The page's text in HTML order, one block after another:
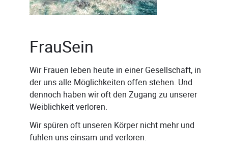
FrauSein
Wir Frauen leben heute in einer Gesellschaft, in
der uns alle Möglichkeiten offen stehen. Und
dennoch haben wir oft den Zugang zu unserer
Weiblichkeit verloren.
Wir spüren oft unseren Körper nicht mehr und
fühlen uns einsam und verloren.